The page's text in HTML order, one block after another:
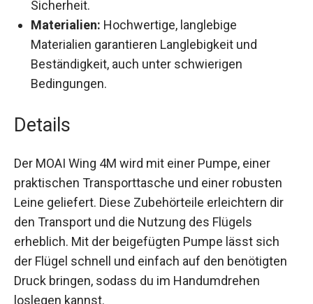
Leine:Eine robuste Leine verhindert, dass du
den Flügel verlierst und sorgt für zusätzliche
Sicherheit.
Materialien:Hochwertige, langlebige
Materialien garantieren Langlebigkeit und
Bedingungen.
Details
Der MOAI Wing 4M wird mit einer Pumpe, einer
praktischen Transporttasche und einer robusten
Leine geliefert. Diese Zubehörteile erleichtern dir
den Transport und die Nutzung des Flügels
erheblich. Mit der beigefügten Pumpe lässt sich